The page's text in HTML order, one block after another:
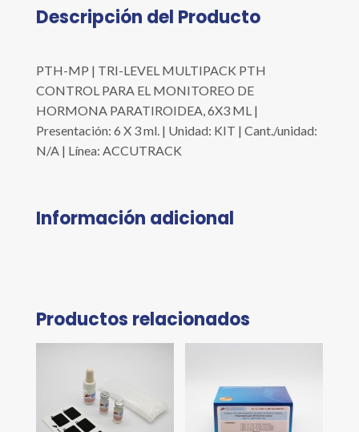
Descripción del Producto
PTH-MP | TRI-LEVEL MULTIPACK PTH
CONTROL PARA EL MONITOREO DE
HORMONA PARATIROIDEA, 6X3 ML |
Presentación: 6 X 3 ml. | Unidad: KIT | Cant./unidad:
N/A | Línea: ACCUTRACK
Información adicional
Productos relacionados